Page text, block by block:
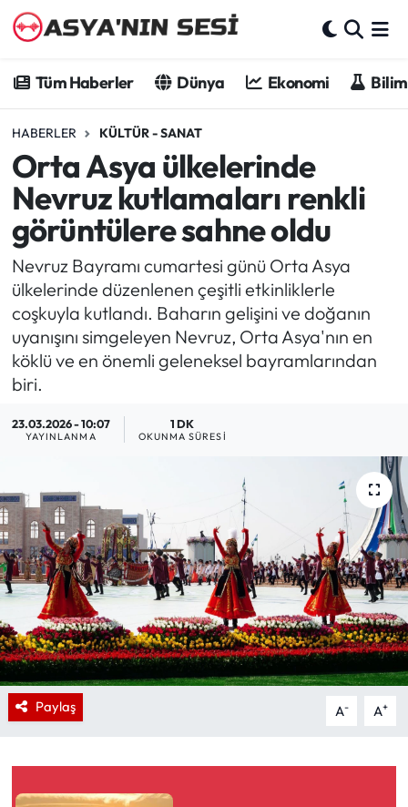
Tüm Haberler Dünya Ekonomi
HABERLER KÜLTÜR - SANAT
Orta Asya ülkelerinde
Nevruz kutlamaları renkli
görüntülere sahne oldu
Nevruz Bayramı cumartesi günü Orta Asya
ülkelerinde düzenlenen çeşitli etkinliklerle
coşkuyla kutlandı. Baharın gelişini ve doğanın
uyanışını simgeleyen Nevruz, Orta Asya'nın en
köklü ve en önemli geleneksel bayramlarından
biri.
23.03.2026 - 10:07
YAYINLANMA
1 DK
OKUNMA SÜRESI
Paylaş A- A+
Dünya
Ekonomi
Bilim - Teknoloji
Spor
Asya-Pasifik